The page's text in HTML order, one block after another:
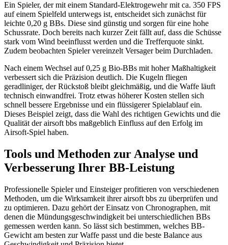
Ein Spieler, der mit einem Standard-Elektrogewehr mit ca. 350 FPS
auf einem Spielfeld unterwegs ist, entscheidet sich zunächst für
leichte 0,20 g BBs. Diese sind günstig und sorgen für eine hohe
Schussrate. Doch bereits nach kurzer Zeit fällt auf, dass die Schüsse
stark vom Wind beeinflusst werden und die Trefferquote sinkt.
Zudem beobachten Spieler vereinzelt Versager beim Durchladen.
Nach einem Wechsel auf 0,25 g Bio-BBs mit hoher Maßhaltigkeit
verbessert sich die Präzision deutlich. Die Kugeln fliegen
geradliniger, der Rückstoß bleibt gleichmäßig, und die Waffe läuft
technisch einwandfrei. Trotz etwas höherer Kosten stellen sich
schnell bessere Ergebnisse und ein flüssigerer Spielablauf ein.
Dieses Beispiel zeigt, dass die Wahl des richtigen Gewichts und die
Qualität der airsoft bbs maßgeblich Einfluss auf den Erfolg im
Airsoft-Spiel haben.
Tools und Methoden zur Analyse und
Verbesserung Ihrer BB-Leistung
Professionelle Spieler und Einsteiger profitieren von verschiedenen
Methoden, um die Wirksamkeit ihrer airsoft bbs zu überprüfen und
zu optimieren. Dazu gehört der Einsatz von Chronographen, mit
denen die Mündungsgeschwindigkeit bei unterschiedlichen BBs
gemessen werden kann. So lässt sich bestimmen, welches BB-
Gewicht am besten zur Waffe passt und die beste Balance aus